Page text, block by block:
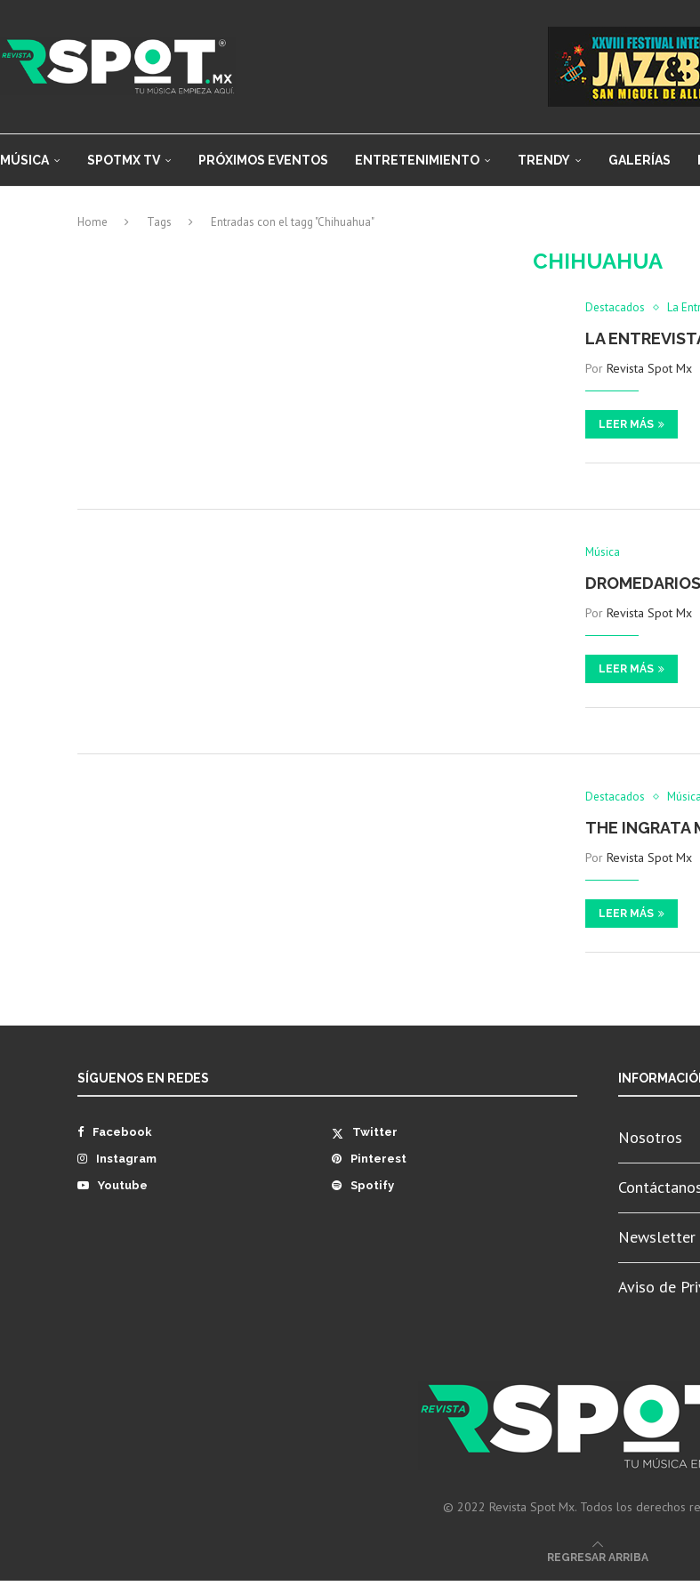
MÚSICA SPOTMX TV PRÓXIMOS EVENTOS ENTRETENIMIENTO TRENDY GALERÍAS
Home Tags Entradas con el tagg "Chihuahua"
CHIHUAHUA
Destacados La
LA
PorRevista Spot Mx
LEER MÁS
Música
PorRevista Spot Mx
LEER MÁS
Destacados Música
THE INGRATA
PorRevista Spot Mx
LEER MÁS
SÍGUENOS EN REDES
Facebook
Twitter
Instagram
Pinterest
Youtube
Spotify
Nosotros
Newsletter
Aviso de
© 2022 Revista Spot Mx. Todos los derechos
REGRESAR ARRIBA